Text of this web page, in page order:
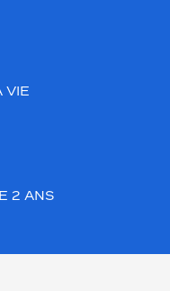
VIE
2 ANS